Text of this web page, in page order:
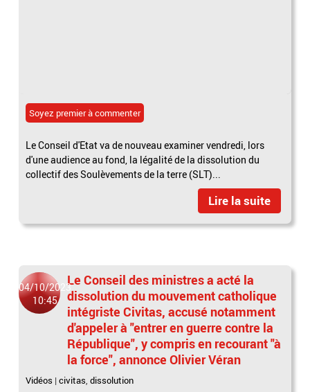
Soyez premier à commenter
Le Conseil d'Etat va de nouveau examiner vendredi, lors
d'une audience au fond, la légalité de la dissolution du
collectif des Soulèvements de la terre (SLT)...
Lire la suite
04/10/2023
10:45
Le Conseil des ministres a acté la
dissolution du mouvement catholique
intégriste Civitas, accusé notamment
d'appeler à "entrer en guerre contre la
République", y compris en recourant "à
la force", annonce Olivier Véran
Vidéos |civitas,dissolution